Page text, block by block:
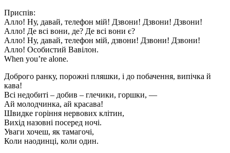
Приспів:
Алло! Ну, давай, телефон мій! Дзвони! Дзвони! Дзвони!
Алло! Де всі вони, де? Де всі вони є?
Алло! Ну, давай, телефон мій, дзвони! Дзвони! Дзвони!
Алло! Особистий Вавілон.
When you’re alone.
Доброго ранку, порожні пляшки, і до побачення, випічка й
кава!
Всі недобиті – добив – глечики, горшки, —
Ай молодчинка, ай красава!
Швидке горіння нервових клітин,
Вихід назовні посеред ночі.
Уваги хочеш, як тамагочі,
Коли наодинці, коли один.